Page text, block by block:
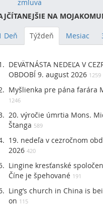
zmluva
NA
Deň Týždeň Mesiac
DEVÄTNÁSTA NEDEĽA V
OBDOBÍ 9. august 2026 1259
Myšlienka pre pána farára
1246
20. výročie úmrtia Mons.
Štanga 589
19. nedeľa v cezročnom
2026 420
Lingine kresťanské
Číne je špehované 191
Ling’s church in China is
on 115